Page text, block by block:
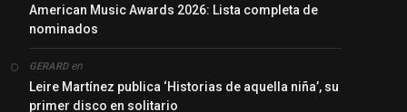
American Music Awards 2026: Lista completa de
nominados
GERARDen
Leire Martínez publica ‘Historias de aquella niña’, su
primer disco en solitario